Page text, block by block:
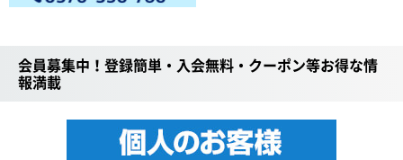
会員募集中！登録簡単・入会無料・クーポン等お得な情
報満載